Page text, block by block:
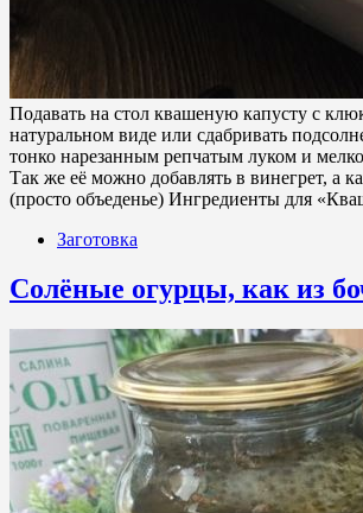
Подавать на стол квашеную капусту с
натуральном виде или сдабривать
тонко нарезанным репчатым луком и
Так же её можно добавлять в винегрет, а
(просто объеденье) Ингредиенты для
Заготовка
Солёные огурцы, как из